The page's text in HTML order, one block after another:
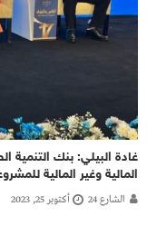
غادة البيلي: بنك التنمية
المالية وغير المالية
الشارع 24 أكتوبر 25, 2023